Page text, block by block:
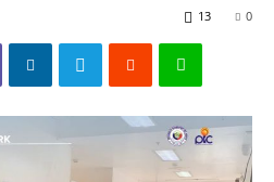
0
13